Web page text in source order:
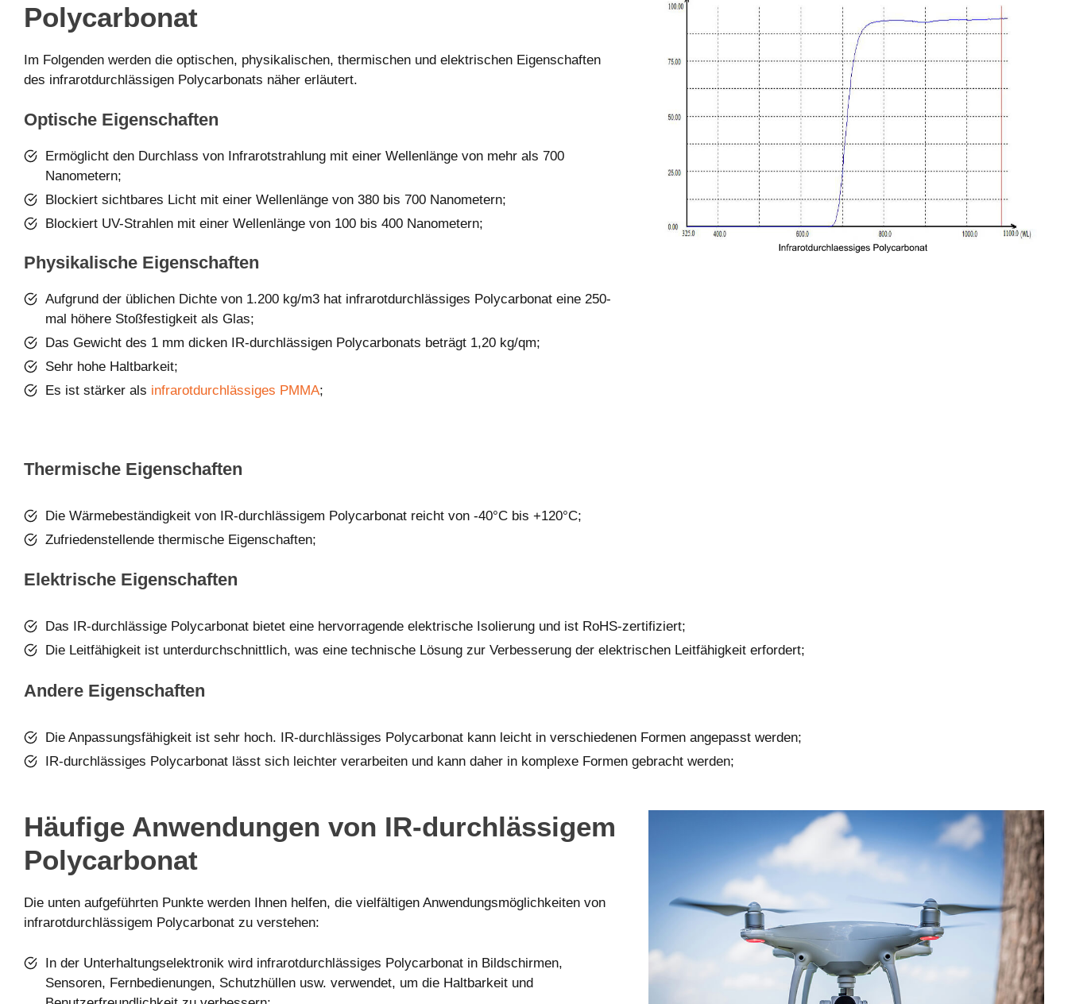
Polycarbonat
Im Folgenden werden die optischen, physikalischen, thermischen und elektrischen Eigenschaften
des infrarotdurchlässigen Polycarbonats näher erläutert.
Optische Eigenschaften
Ermöglicht den Durchlass von Infrarotstrahlung mit einer Wellenlänge von mehr als 700
Nanometern;
Blockiert sichtbares Licht mit einer Wellenlänge von 380 bis 700 Nanometern;
Blockiert UV-Strahlen mit einer Wellenlänge von 100 bis 400 Nanometern;
Physikalische Eigenschaften
Aufgrund der üblichen Dichte von 1.200 kg/m3 hat infrarotdurchlässiges Polycarbonat eine 250-
mal höhere Stoßfestigkeit als Glas;
Das Gewicht des 1 mm dicken IR-durchlässigen Polycarbonats beträgt 1,20 kg/qm;
Sehr hohe Haltbarkeit;
Es ist stärker als infrarotdurchlässiges PMMA;
Thermische Eigenschaften
Die Wärmebeständigkeit von IR-durchlässigem Polycarbonat reicht von -40°C bis +120°C;
Zufriedenstellende thermische Eigenschaften;
Elektrische Eigenschaften
Das IR-durchlässige Polycarbonat bietet eine hervorragende elektrische Isolierung und ist RoHS-zertifiziert;
Die Leitfähigkeit ist unterdurchschnittlich, was eine technische Lösung zur Verbesserung der elektrischen Leitfähigkeit erfordert;
Andere Eigenschaften
Die Anpassungsfähigkeit ist sehr hoch. IR-durchlässiges Polycarbonat kann leicht in verschiedenen Formen angepasst werden;
IR-durchlässiges Polycarbonat lässt sich leichter verarbeiten und kann daher in komplexe Formen gebracht werden;
Häufige Anwendungen von IR-durchlässigem
Polycarbonat
Die unten aufgeführten Punkte werden Ihnen helfen, die vielfältigen Anwendungsmöglichkeiten von
infrarotdurchlässigem Polycarbonat zu verstehen:
In der Unterhaltungselektronik wird infrarotdurchlässiges Polycarbonat in Bildschirmen,
Sensoren, Fernbedienungen, Schutzhüllen usw. verwendet, um die Haltbarkeit und